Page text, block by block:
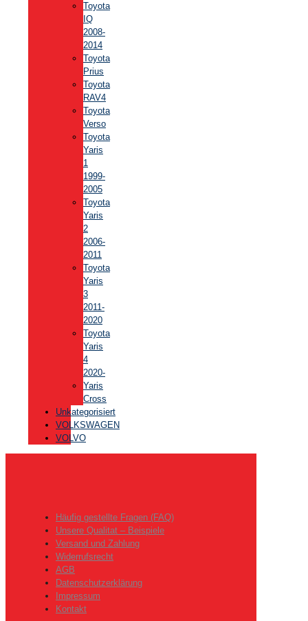
Toyota
IQ
2008-
2014
Toyota
Prius
Toyota
RAV4
Toyota
Verso
Toyota
Yaris
1
1999-
2005
Toyota
Yaris
2
2006-
2011
Toyota
Yaris
3
2011-
2020
Toyota
Yaris
4
2020-
Yaris
Cross
Unkategorisiert
VOLKSWAGEN
VOLVO
Häufig gestellte Fragen (FAQ)
Unsere Qualitat – Beispiele
Versand und Zahlung
Widerrufsrecht
AGB
Datenschutzerklärung
Impressum
Kontakt